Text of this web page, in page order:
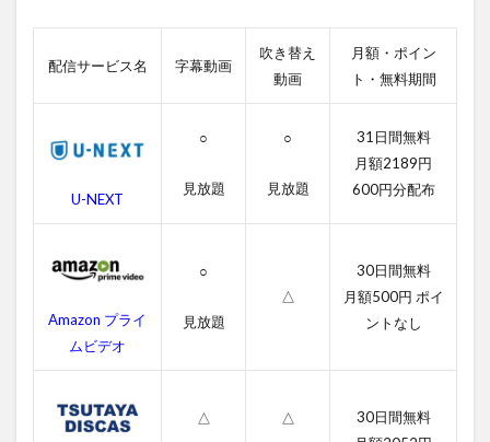
る
画
ー
2
ス
シ
ョ
配信サービス名 字幕動画
吹き替え
動画
月額・ポイン
ト・無料期間
U-NEXT
○
見放題
○
見放題
31日間無料
月額2189円
600円分配布
Amazon プライ
ムビデオ
○
見放題
△
30日間無料
月額500円 ポイ
ントなし
△ △
30日間無料